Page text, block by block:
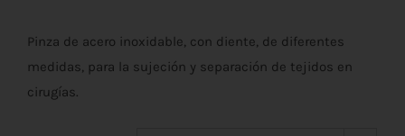
precios:
Pinza de acero inoxidable, con diente, de diferentes
medidas, para la sujeción y separación de tejidos en
cirugías.